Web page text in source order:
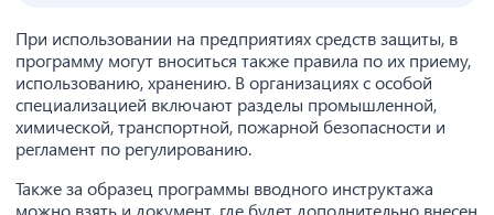
При использовании на предприятиях средств защиты, в
программу могут вноситься также правила по их приему,
использованию, хранению. В организациях с особой
специализацией включают разделы промышленной,
химической, транспортной, пожарной безопасности и
регламент по регулированию.
Также за образец программы вводного инструктажа
можно взять и документ, где будет дополнительно внесен